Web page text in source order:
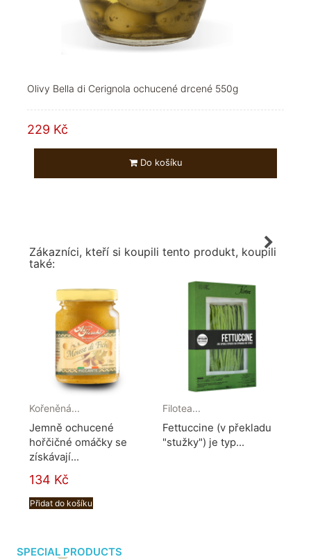
Olivy Bella di Cerignola ochucené drcené 550g
229 Kč
Do košíku
Zákazníci, kteří si koupili tento produkt, koupili
také:
Kořeněná...
Jemně ochucené
hořčičné omáčky se
získávají...
134 Kč
Přidat do košíku
Filotea...
Fettuccine (v překladu
"stužky") je typ...
SPECIAL PRODUCTS